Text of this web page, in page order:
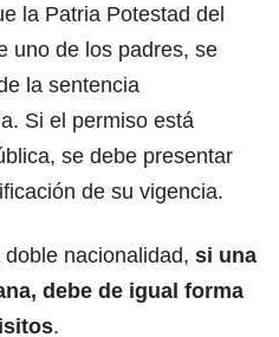
la Patria Potestad del
uno de los padres, se
la sentencia
Si el permiso está
se debe presentar
de su vigencia.
nacionalidad, si una
debe de igual forma
.